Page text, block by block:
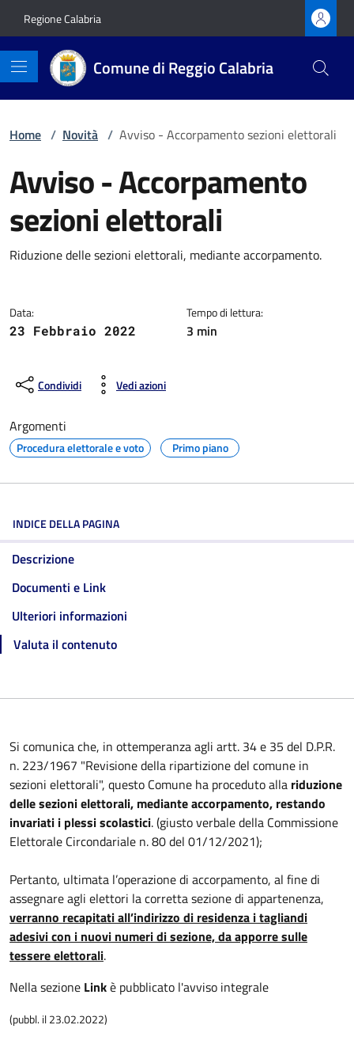
Regione Calabria
Comune di Reggio Calabria
Home / Novità / Avviso - Accorpamento sezioni elettorali
Avviso - Accorpamento
sezioni elettorali
Dettagli della notizia
Riduzione delle sezioni elettorali, mediante accorpamento.
Data:
23 Febbraio 2022
Tempo di lettura:
3 min
Condividi Vedi azioni
Argomenti
Procedura elettorale e voto Primo piano
INDICE DELLA PAGINA
Descrizione
Documenti e Link
Ulteriori informazioni
Valuta il contenuto
Si comunica che, in ottemperanza agli artt. 34 e 35 del D.P.R.
n. 223/1967 "Revisione della ripartizione del comune in
sezioni elettorali", questo Comune ha proceduto alla riduzione
delle sezioni elettorali, mediante accorpamento, restando
invariati i plessi scolastici. (giusto verbale della Commissione
Elettorale Circondariale n. 80 del 01/12/2021);
Pertanto, ultimata l’operazione di accorpamento, al fine di
assegnare agli elettori la corretta sezione di appartenenza,
verranno recapitati all’indirizzo di residenza i tagliandi
adesivi con i nuovi numeri di sezione, da apporre sulle
tessere elettorali.
Nella sezione Linkè pubblicato l'avviso integrale
(pubbl. il 23.02.2022)